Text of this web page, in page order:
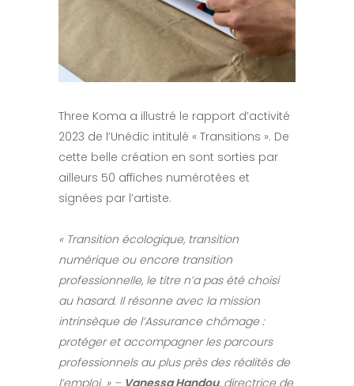
Three Koma a illustré le rapport d’activité
2023 de l’Unédic intitulé « Transitions ». De
cette belle création en sont sorties par
ailleurs 50 affiches numérotées et
signées par l’artiste.
« Transition écologique, transition
numérique ou encore transition
professionnelle, le titre n’a pas été choisi
au hasard. Il résonne avec la mission
intrinsèque de l’Assurance chômage :
protéger et accompagner les parcours
professionnels au plus près des réalités de
l’emploi. » – Vanessa Handou, directrice de